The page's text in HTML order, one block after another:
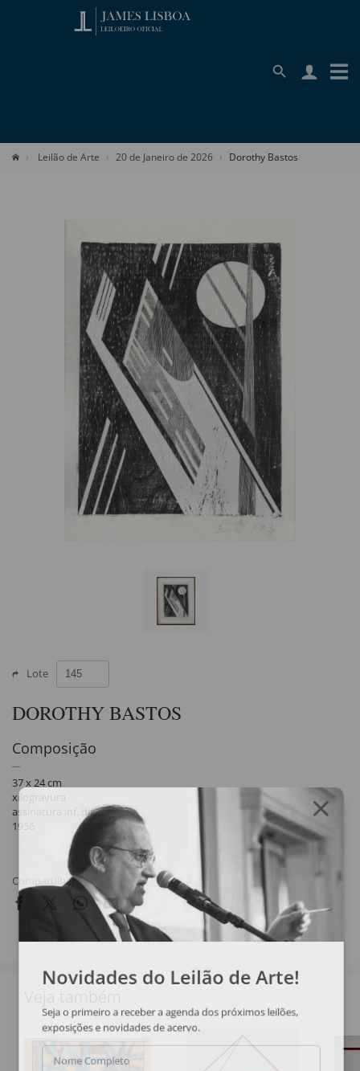
Leilão de Arte 20 de Janeiro de 2026 Dorothy Bastos
Lote
DOROTHY BASTOS
Composição
37 x 24 cm
xilogravura
assinatura inf. dir.
1956
Compartilhar
Veja também
Novidades do Leilão de Arte!
Seja o primeiro a receber a agenda dos próximos leilões,
exposições e novidades de acervo.
Nome Completo